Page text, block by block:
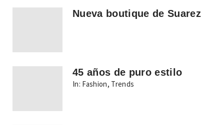
Nueva boutique de Suarez
45 años de puro estilo
In: Fashion, Trends